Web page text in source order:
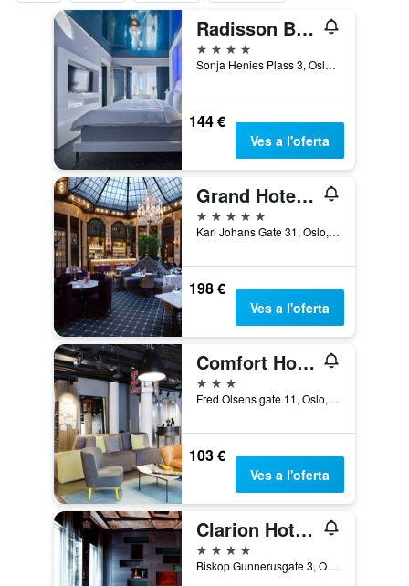
Radisson Blu Plaza Hotel, Oslo
4 estrelles
Sonja Henies Plass 3, Oslo, Oslo, Noruega
144 €
Ves a l'oferta
Grand Hotel Oslo by Scandic
5 estrelles
Karl Johans Gate 31, Oslo, Oslo, Noruega
198 €
Ves a l'oferta
Comfort Hotel Xpress Central Station
3 estrelles
Fred Olsens gate 11, Oslo, Oslo, Noruega
103 €
Ves a l'oferta
Clarion Hotel The Hub
4 estrelles
Biskop Gunnerusgate 3, Oslo, Oslo, Noruega